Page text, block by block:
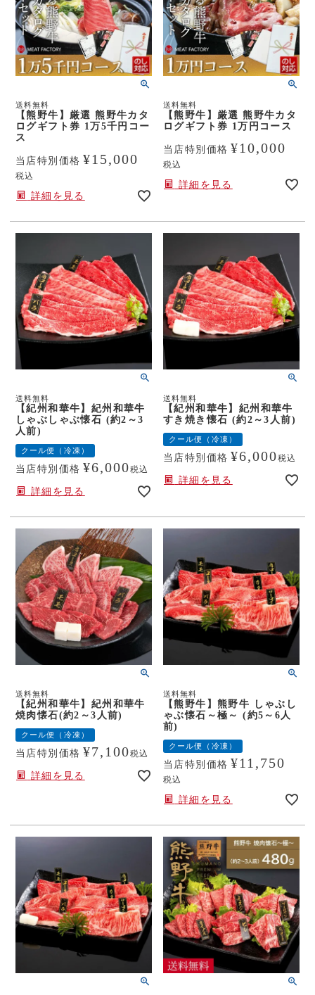
送料無料
【熊野牛】厳選 熊野牛カタ
ログギフト券 1万5千円コー
ス
当店特別価格 ¥15,000
税込
詳細を見る
送料無料
【熊野牛】厳選 熊野牛カタ
ログギフト券 1万円コース
当店特別価格 ¥10,000
税込
詳細を見る
送料無料
【紀州和華牛】紀州和華牛
しゃぶしゃぶ懐石 (約2～3
人前)
クール便（冷凍）
当店特別価格 ¥6,000税込
詳細を見る
送料無料
【紀州和華牛】紀州和華牛
すき焼き懐石 (約2～3人前)
クール便（冷凍）
当店特別価格 ¥6,000税込
詳細を見る
送料無料
【紀州和華牛】紀州和華牛
焼肉懐石(約2～3人前)
クール便（冷凍）
当店特別価格 ¥7,100税込
詳細を見る
送料無料
【熊野牛】熊野牛 しゃぶし
ゃぶ懐石～極～ (約5～6人
前)
クール便（冷凍）
当店特別価格 ¥11,750
税込
詳細を見る